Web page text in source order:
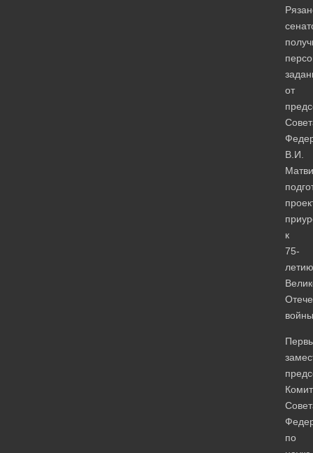
от
В.И.
к
75-
летию
по